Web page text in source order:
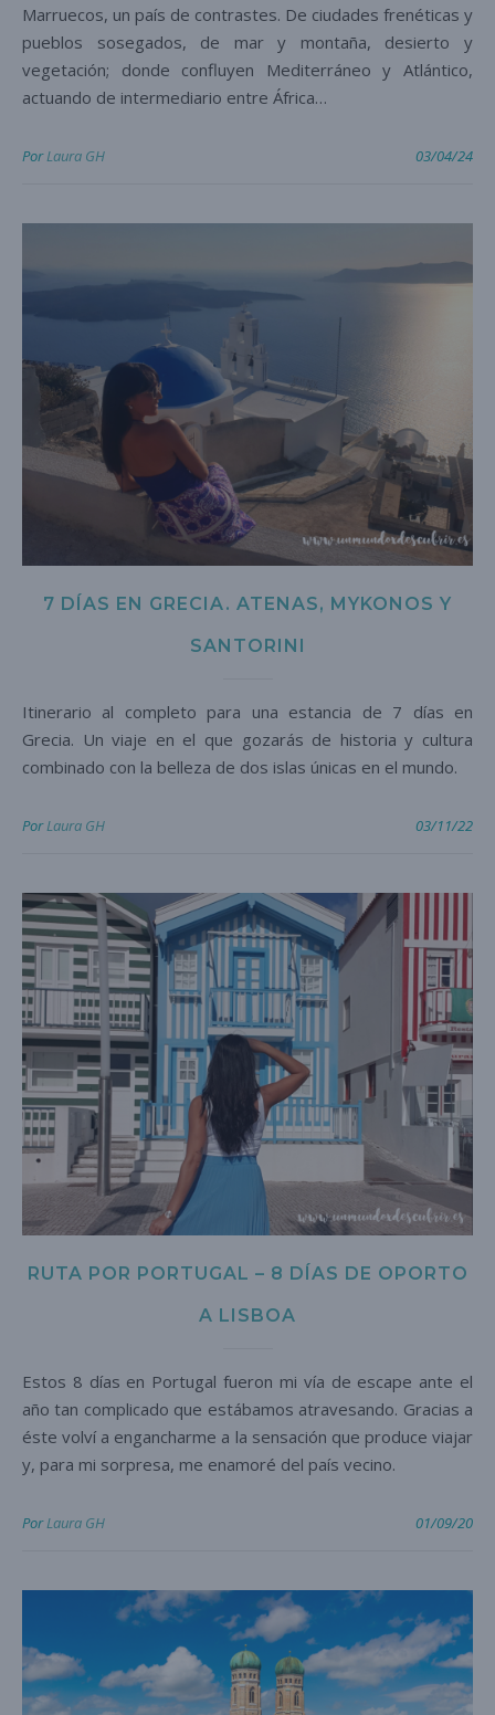
Marruecos, un país de contrastes. De ciudades frenéticas y
pueblos sosegados, de mar y montaña, desierto y
vegetación; donde confluyen Mediterráneo y Atlántico,
actuando de intermediario entre África…
PorLaura GH 03/04/24
7 DÍAS EN GRECIA. ATENAS, MYKONOS Y
SANTORINI
Itinerario al completo para una estancia de 7 días en
Grecia. Un viaje en el que gozarás de historia y cultura
combinado con la belleza de dos islas únicas en el mundo.
PorLaura GH 03/11/22
RUTA POR PORTUGAL – 8 DÍAS DE OPORTO
A LISBOA
Estos 8 días en Portugal fueron mi vía de escape ante el
año tan complicado que estábamos atravesando. Gracias a
éste volví a engancharme a la sensación que produce viajar
y, para mi sorpresa, me enamoré del país vecino.
PorLaura GH 01/09/20